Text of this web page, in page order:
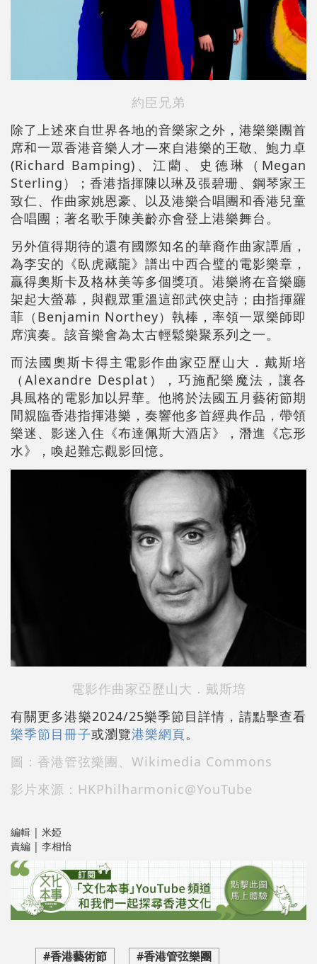
約臣兄弟
除了上述來自世界各地的音樂家之外，港樂樂團首
席和一眾香港音樂人才—來自港樂的王敬、鮑力卓
(Richard Bamping)、江藺、史德琳（Megan
Sterling）；香港指揮陳以琳及張碧珊、鋼琴家王
致仁、作曲家姚恩豪、以及港樂合唱團和香港兒童
合唱團；著名歌手陳美齡亦會登上港樂舞台。
另外值得期待的還有國際知名的華裔作曲家譚盾，
為李安的《臥虎藏龍》譜出中西合璧的電影樂章，
贏得奧斯卡及格林美等多個獎項。港樂將在音樂廳
架起大螢幕，與觀眾重溫這部武俠史詩；由指揮羅
菲（Benjamin Northey）執棒，率領一眾樂師即
席演奏。該音樂會為太古輕鬆樂聚系列之一。
而法國奧斯卡得主電影作曲家亞歷山大．戴斯培
（Alexandre Desplat），巧施配樂魔法，讓各
具風格的電影加以昇華。他將於法國五月藝術節期
間親臨香港指揮港樂，奏響他多首經典作品，帶領
樂迷、影迷入住《布達佩斯大酒店》，潛進《忘形
水》，喚起難忘觀影回憶。
電影作曲家亞歷山大．戴斯培
有關更多港樂2024/25樂季節目詳情，請點擊查看
樂季節目冊子或瀏覽港樂網頁。
圖：香港管弦樂團、 Wikimedia Commons
影片來源：HKPhilharmonic@YouTube
編輯 | 米婭
責編 | 李相怡
#香港藝術節
#香港管弦樂團